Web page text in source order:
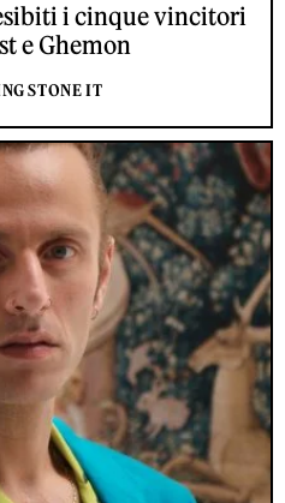
i cinque vincitori
e Ghemon
STONE IT